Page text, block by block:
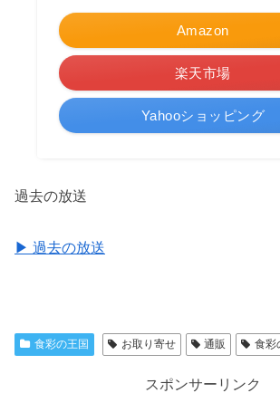
Amazon
楽天市場
Yahooショッピング
過去の放送
▶︎ 過去の放送
食彩の王国 お取り寄せ 通販 食彩
スポンサーリンク